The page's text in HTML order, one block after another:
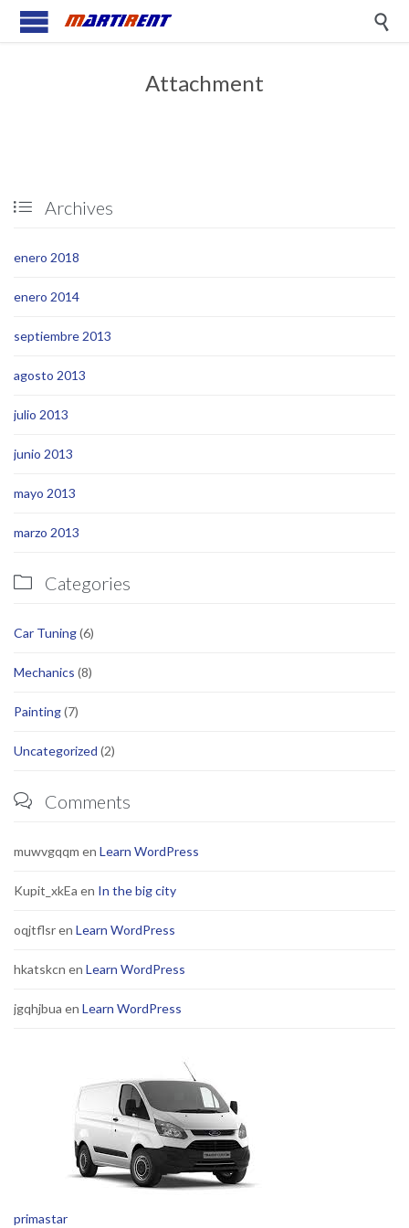

Attachment
 Archives
enero 2018
enero 2014
septiembre 2013
agosto 2013
julio 2013
junio 2013
mayo 2013
marzo 2013
 Categories
Car Tuning(6)
Mechanics (8)
Painting(7)
Uncategorized (2)
 Comments
muwvgqqm en Learn WordPress
Kupit_xkEa en In the big city
oqjtflsren Learn WordPress
hkatskcn en Learn WordPress
jgqhjbua en Learn WordPress
primastar